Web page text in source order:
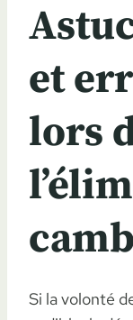
et
lors
Si la volonté